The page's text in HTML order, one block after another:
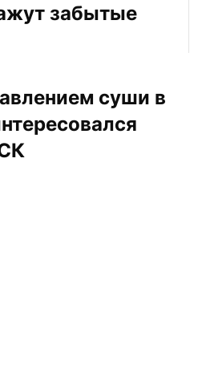
забытые
суши в